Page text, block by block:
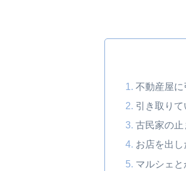
不動産屋に
引き取りて
古民家の
お店を出
マルシェ